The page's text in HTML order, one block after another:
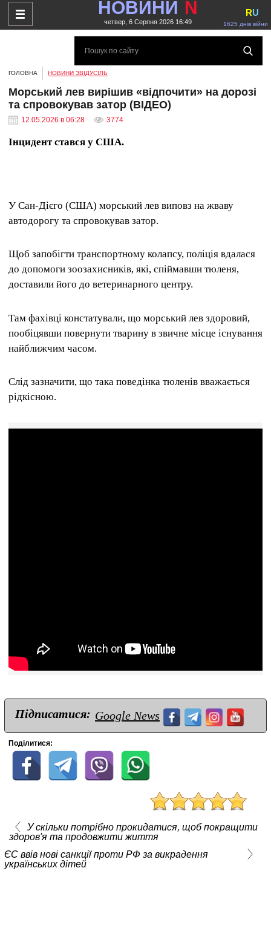
НОВИНИ N
четвер, 6 Серпня 2026 16:49 1625 днів війни
RU
ГОЛОВНА НОВИНИ ЗВІДУСІЛЬ
Морський лев вирішив «відпочити» на дорозі
та спровокував затор (ВІДЕО)
12.05.2026 в 06:28 3774
Інцидент стався у США.
У Сан-Дієго (США) морський лев виповз на жваву
автодорогу та спровокував затор.
Щоб запобігти транспортному колапсу, поліція вдалася
до допомоги зоозахисників, які, спіймавши тюленя,
доставили його до ветеринарного центру.
Там фахівці констатували, що морський лев здоровий,
пообіцявши повернути тварину в звичне місце існування
найближчим часом.
Слід зазначити, що така поведінка тюленів вважається
рідкісною.
Підписатися: Google News
Поділитися:
У скільки потрібно прокидатися, щоб покращити
здоров'я та продовжити життя
ЄС ввів нові санкції проти РФ за викрадення
українських дітей